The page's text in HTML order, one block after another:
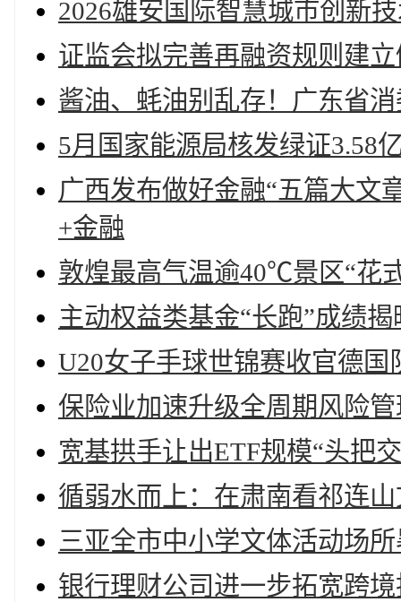
2026雄安国际智慧城市创新
证监会拟完善再融资规则建
酱油、蚝油别乱存！广东省
5月国家能源局核发绿证3.58
广西发布做好金融“五篇大文
+金融
敦煌最高气温逾40℃景区“花
主动权益类基金“长跑”成绩
U20女子手球世锦赛收官德国
保险业加速升级全周期风险
宽基拱手让出ETF规模“头把
循弱水而上：在肃南看祁连
三亚全市中小学文体活动场
银行理财公司进一步拓宽跨